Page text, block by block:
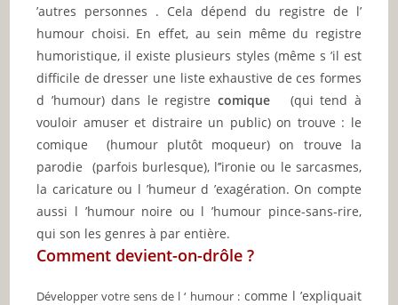
’autres personnes . Cela dépend du registre de l’
humour choisi. En effet, au sein même du registre
humoristique, il existe plusieurs styles (même s ’il est
difficile de dresser une liste exhaustive de ces formes
d ’humour) dans le registre comique
(qui tend à
vouloir amuser et distraire un public) on trouve : le
comique (humour plutôt moqueur) on trouve la
parodie (parfois burlesque), l’’ironie ou le sarcasmes,
la caricature ou l ’humeur d ’exagération. On compte
aussi l ’humour noire ou l ’humour pince-sans-rire,
qui son les genres à par entière.
Comment devient-on-drôle ?
Développer votre sens de l ‘ humour :comme l ’expliquait